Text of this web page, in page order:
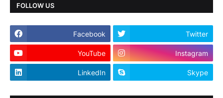
FOLLOW US
Facebook Twitter
YouTube Instagram
LinkedIn Skype